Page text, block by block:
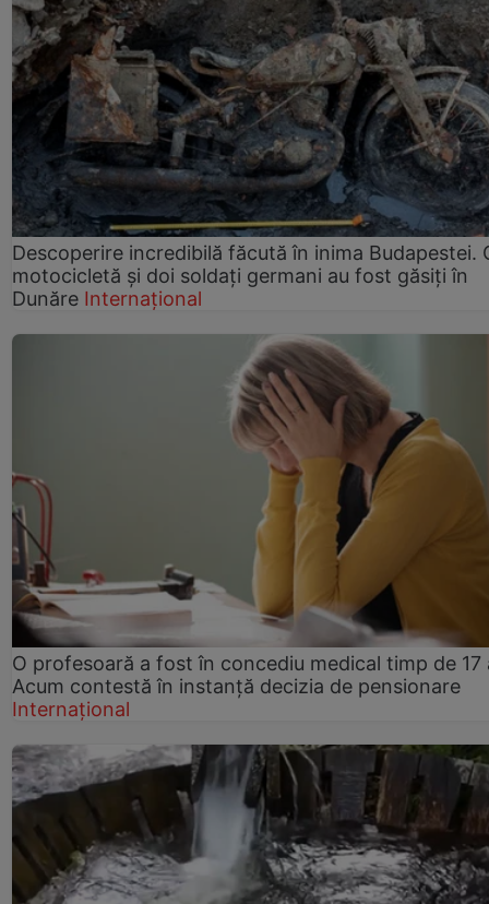
Descoperire incredibilă făcută în inima Budapestei.
motocicletă și doi soldați germani au fost găsiți în
Dunăre Internațional
O profesoară a fost în concediu medical timp de 17
Acum contestă în instanță decizia de pensionare
Internațional